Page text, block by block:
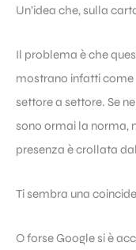
Un’idea che, sulla
Il problema è che
mostrano infatti
settore a settore. Se
sono ormai la norma,
presenza è crollata
Ti sembra una
O forse Google si è